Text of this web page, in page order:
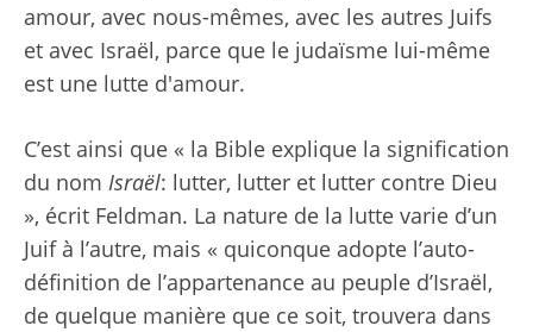
amour, avec nous-mêmes, avec les autres Juifs
et avec Israël, parce que le judaïsme lui-même
est une lutte d'amour.
C’est ainsi que « la Bible explique la signification
du nom Israël: lutter, lutter et lutter contre Dieu
», écrit Feldman. La nature de la lutte varie d’un
Juif à l’autre, mais « quiconque adopte l’auto-
définition de l’appartenance au peuple d’Israël,
de quelque manière que ce soit, trouvera dans